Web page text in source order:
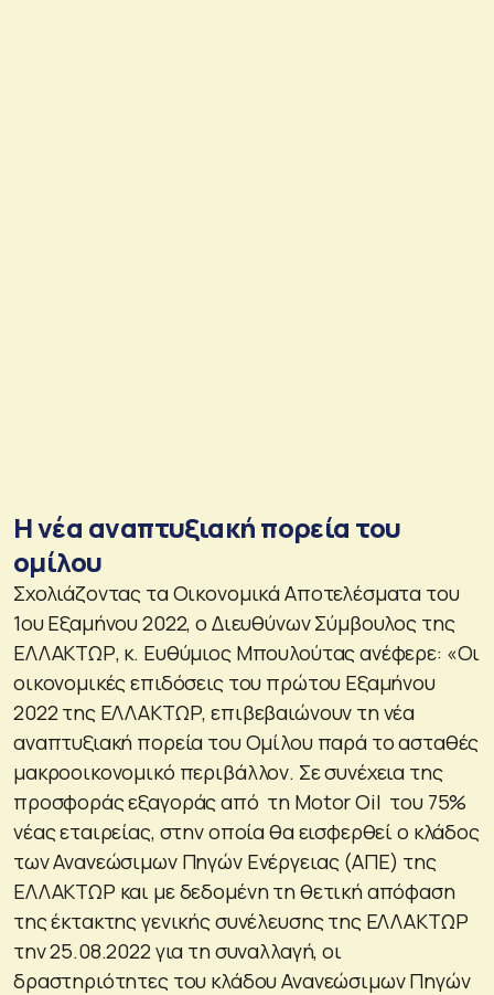
H νέα αναπτυξιακή πορεία του
ομίλου
Σχολιάζοντας τα Οικονομικά Αποτελέσματα του
1ου Εξαμήνου 2022, ο Διευθύνων Σύμβουλος της
ΕΛΛΑΚΤΩΡ, κ. Ευθύμιος Μπουλούτας ανέφερε: «Οι
οικονομικές επιδόσεις του πρώτου Εξαμήνου
2022 της ΕΛΛΑΚΤΩΡ, επιβεβαιώνουν τη νέα
αναπτυξιακή πορεία του Ομίλου παρά το ασταθές
μακροοικονομικό περιβάλλον. Σε συνέχεια της
προσφοράς εξαγοράς από τη Motor Oil του 75%
νέας εταιρείας, στην οποία θα εισφερθεί ο κλάδος
των Ανανεώσιμων Πηγών Ενέργειας (ΑΠΕ) της
ΕΛΛΑΚΤΩΡ και με δεδομένη τη θετική απόφαση
της έκτακτης γενικής συνέλευσης της ΕΛΛΑΚΤΩΡ
την 25.08.2022 για τη συναλλαγή, οι
δραστηριότητες του κλάδου Ανανεώσιμων Πηγών